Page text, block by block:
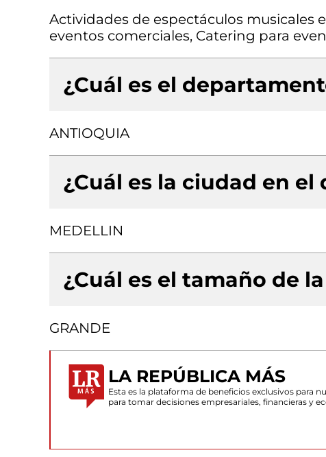
Actividades de espectáculos musicales
eventos comerciales, Catering para
¿Cuál es el
ANTIOQUIA
¿Cuál es la ciudad en el
MEDELLIN
¿Cuál es el tamaño de
GRANDE
LA REPÚBLICA MÁS
Esta es la plataforma de beneficios exclusivos para
para tomar decisiones empresariales, financieras y